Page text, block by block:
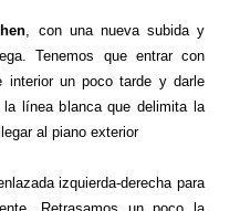
, con una nueva subida y
Tenemos que entrar con
interior un poco tarde y darle
línea blanca que delimita la
al piano exterior
izquierda-derecha para